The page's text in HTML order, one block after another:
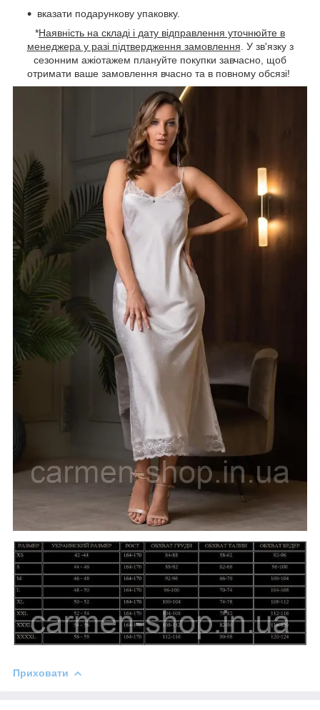
вказати подарункову упаковку.
*Наявність на складі і дату відправлення уточнюйте в
менеджера у разі підтвердження замовлення . У зв'язку з
сезонним ажіотажем плануйте покупки завчасно, щоб
отримати ваше замовлення вчасно та в повному обсязі!
Приховати